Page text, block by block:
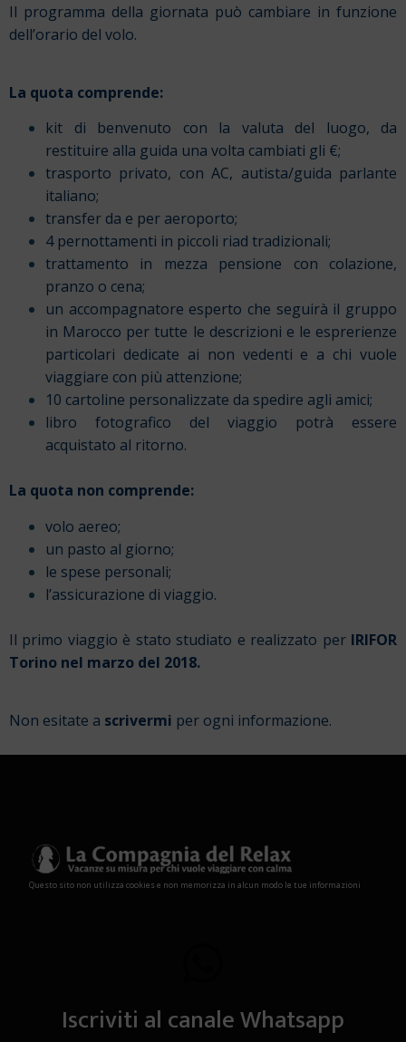
Il programma della giornata può cambiare in funzione
dell’orario del volo.
La quota comprende:
kit di benvenuto con la valuta del luogo, da
restituire alla guida una volta cambiati gli €;
trasporto privato, con AC, autista/guida parlante
italiano;
transfer da e per aeroporto;
4 pernottamenti in piccoli riad tradizionali;
trattamento in mezza pensione con colazione,
pranzo o cena;
un accompagnatore esperto che seguirà il gruppo
in Marocco per tutte le descrizioni e le esprerienze
particolari dedicate ai non vedenti e a chi vuole
viaggiare con più attenzione;
10 cartoline personalizzate da spedire agli amici;
libro fotografico del viaggio potrà essere
acquistato al ritorno.
La quota non comprende:
volo aereo;
un pasto al giorno;
le spese personali;
l’assicurazione di viaggio.
Il primo viaggio è stato studiato e realizzato per IRIFOR
Torino nel marzo del 2018.
Non esitate a scrivermi per ogni informazione.
Questo sito non utilizza cookies e non memorizza in alcun modo le tue informazioni
Iscriviti al canale Whatsapp